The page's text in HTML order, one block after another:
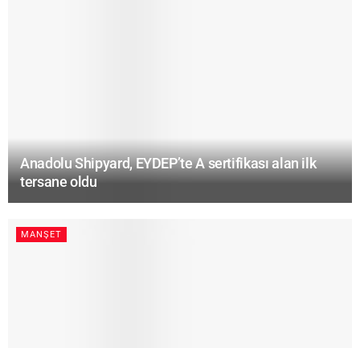
Anadolu Shipyard, EYDEP’te A sertifikası alan ilk
tersane oldu
MANŞET